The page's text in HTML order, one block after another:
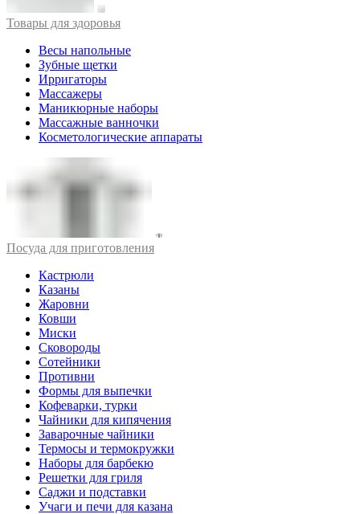
Товары для здоровья
Весы напольные
Зубные щетки
Ирригаторы
Массажеры
Маникюрные наборы
Массажные ванночки
Косметологические аппараты
Посуда для приготовления
Кастрюли
Казаны
Жаровни
Ковши
Миски
Сковороды
Сотейники
Противни
Формы для выпечки
Кофеварки, турки
Чайники для кипячения
Заварочные чайники
Термосы и термокружки
Наборы для барбекю
Решетки для гриля
Саджи и подставки
Учаги и печи для казана